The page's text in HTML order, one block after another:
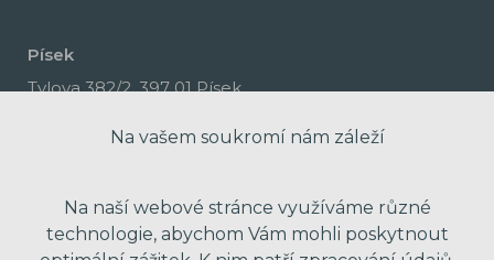
Písek
Tylova 382/2, 397 01 Písek
Na vašem soukromí nám záleží
Na naší webové stránce využíváme různé
technologie, abychom Vám mohli poskytnout